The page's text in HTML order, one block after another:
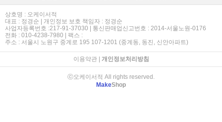
상호명 : 오케이서적
대표 : 정경순 | 개인정보 보호 책임자 : 정경순
사업자등록번호 :217-91-37030 | 통신판매업신고번호 : 2014-서울노원-0176
전화 : 010-4238-7980 | 팩스 :
주소 : 서울시 노원구 중계로 195 107-1201 (중계동, 동진, 신안아파트)
이용약관| 개인정보처리방침
ⓒ오케이서적 All rights reserved.
MakeShop